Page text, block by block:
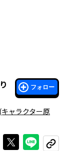
フォロー
(キャラクター原
Xで投稿する
ライン
コピー